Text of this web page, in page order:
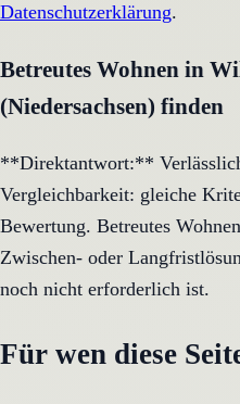
Datenschutzerklärung.
Betreutes Wohnen in
(Niedersachsen) finden
**Direktantwort:**
Vergleichbarkeit: gleiche
Bewertung. Betreutes
Zwischen- oder
noch nicht erforderlich ist.
Für wen diese